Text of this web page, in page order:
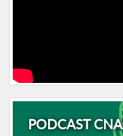
PODCAST CNA